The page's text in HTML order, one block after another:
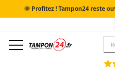
🌞 Profitez ! Tampon24 reste